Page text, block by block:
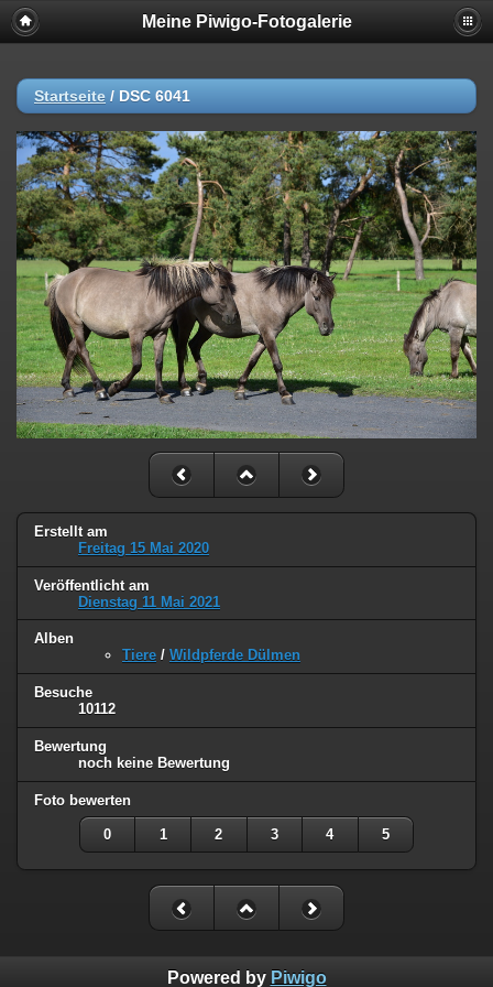
Meine Piwigo-Fotogalerie
Startseite / DSC 6041
Erstellt am
Freitag 15 Mai 2020
Veröffentlicht am
Dienstag 11 Mai 2021
Alben
Tiere / Wildpferde Dülmen
Besuche
10112
Bewertung
noch keine Bewertung
Foto bewerten
0 1 2 3 4 5
Powered by Piwigo